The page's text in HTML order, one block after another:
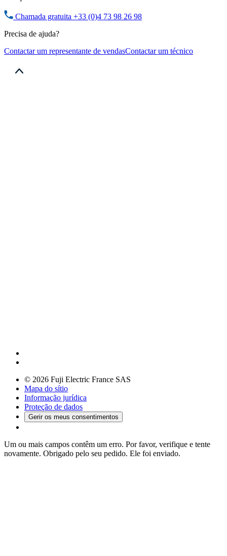
Chamada gratuita +33 (0)4 73 98 26 98
Precisa de ajuda?
Contactar um representante de vendasContactar um técnico
© 2026 Fuji Electric France SAS
Mapa do sítio
Informação jurídica
Proteção de dados
Gerir os meus consentimentos
Um ou mais campos contêm um erro. Por favor, verifique e tente
novamente. Obrigado pelo seu pedido. Ele foi enviado.